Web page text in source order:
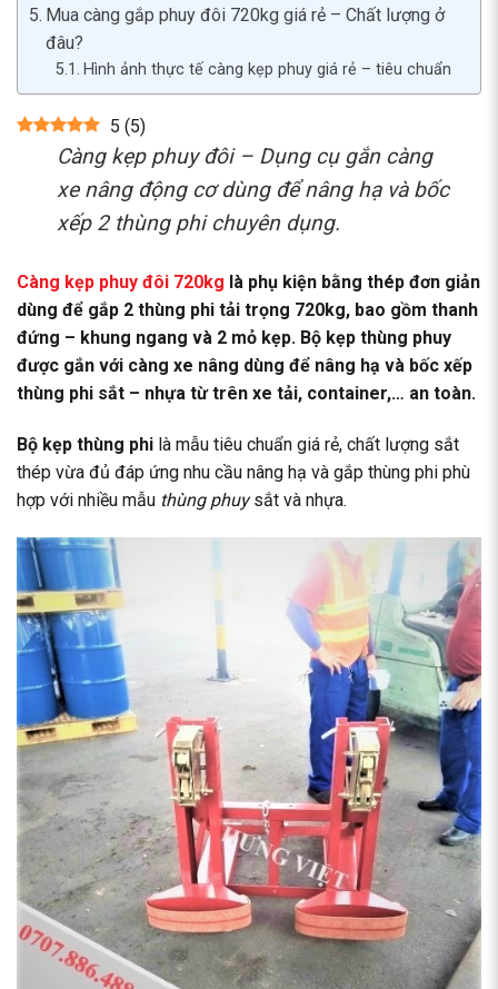
Mua càng gắp phuy đôi 720kg giá rẻ – Chất lượng ở
đâu?
Hình ảnh thực tế càng kẹp phuy giá rẻ – tiêu chuẩn
5 (5)
Càng kẹp phuy đôi – Dụng cụ gắn càng
xe nâng động cơ dùng để nâng hạ và bốc
xếp 2 thùng phi chuyên dụng.
Càng kẹp phuy đôi 720kg là phụ kiện bằng thép đơn giản
dùng để gắp 2 thùng phi tải trọng 720kg, bao gồm thanh
đứng – khung ngang và 2 mỏ kẹp. Bộ kẹp thùng phuy
được gắn với càng xe nâng dùng để nâng hạ và bốc xếp
thùng phi sắt – nhựa từ trên xe tải, container,… an toàn.
Bộ kẹp thùng phi là mẫu tiêu chuẩn giá rẻ, chất lượng sắt
thép vừa đủ đáp ứng nhu cầu nâng hạ và gắp thùng phi phù
hợp với nhiều mẫu thùng phuysắt và nhựa.